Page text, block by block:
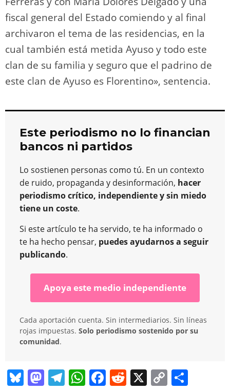
fiscal general del Estado comiendo y al final
archivaron el tema de las residencias, en la
cual también está metida Ayuso y todo este
clan de su familia y seguro que el padrino de
este clan de Ayuso es Florentino», sentencia.
Este periodismo no lo financian
bancos ni partidos
Lo sostienen personas como tú. En un contexto
de ruido, propaganda y desinformación, hacer
periodismo crítico, independiente y sin miedo
tiene un coste.
Si este artículo te ha servido, te ha informado o
te ha hecho pensar, puedes ayudarnos a seguir
publicando.
Apoya este medio independiente
Cada aportación cuenta. Sin intermediarios. Sin líneas
rojas impuestas. Solo periodismo sostenido por su
comunidad.
Bl M T
W F
R
X
C